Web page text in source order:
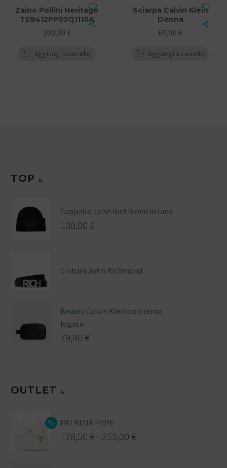
Zaino Pollini Heritage
TE8412PP03Q1110A
200,00 €
Aggiungi a carrello
Sciarpa Calvin Klein
Donna
69,90 €
Aggiungi a carrello
TOP
Cappello John Richmond in lana
100,00 €
Cintura John Richmond
Beauty Calvin Klein con tema
logato
79,90 €
OUTLET
PATRIZIA PEPE
178,50 € 255,00 €